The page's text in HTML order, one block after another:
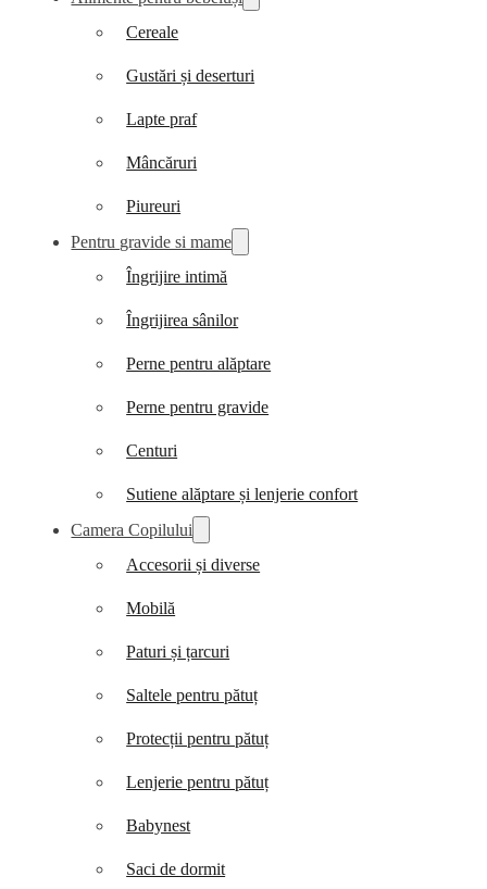
Cereale
Gustări și deserturi
Lapte praf
Mâncăruri
Piureuri
Pentru gravide si mame
Îngrijire intimă
Îngrijirea sânilor
Perne pentru alăptare
Perne pentru gravide
Centuri
Sutiene alăptare și lenjerie confort
Camera Copilului
Accesorii și diverse
Mobilă
Paturi și țarcuri
Saltele pentru pătuț
Protecții pentru pătuț
Lenjerie pentru pătuț
Babynest
Saci de dormit